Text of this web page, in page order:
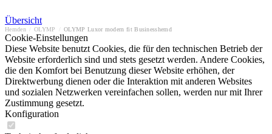
Übersicht
Hemden OLYMP OLYMP Luxor modern fit Businesshemd
Cookie-Einstellungen
Diese Website benutzt Cookies, die für den technischen Betrieb der
Website erforderlich sind und stets gesetzt werden. Andere Cookies,
die den Komfort bei Benutzung dieser Website erhöhen, der
Direktwerbung dienen oder die Interaktion mit anderen Websites
und sozialen Netzwerken vereinfachen sollen, werden nur mit Ihrer
Zustimmung gesetzt.
Konfiguration